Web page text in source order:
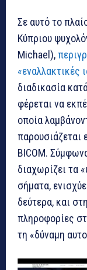
Σε αυτό το
Κύπριου
Michael),
«εναλλακτικές
διαδικασία
φέρεται να
οποία
παρουσιάζεται
BICOM.
διαχωρίζει τα
σήματα,
δεύτερα, και
πληροφορίες
τη «δύναμη